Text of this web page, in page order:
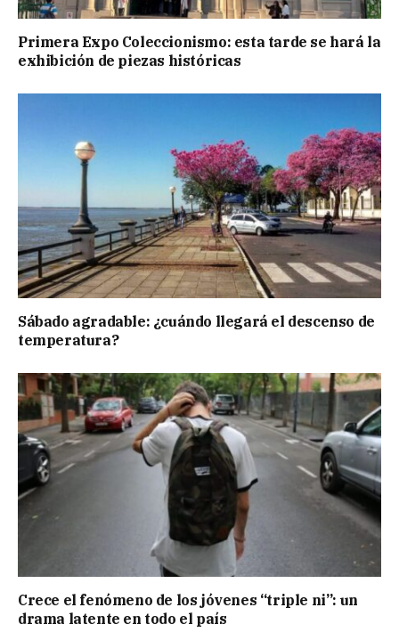
Primera Expo Coleccionismo: esta tarde se hará la
exhibición de piezas históricas
Sábado agradable: ¿cuándo llegará el descenso de
temperatura?
Crece el fenómeno de los jóvenes “triple ni”: un
drama latente en todo el país